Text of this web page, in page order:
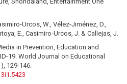
Urcos, W., Vélez-Jiménez, D.,
E., Casimiro-Urcos, J. & Callejas, J.
in Prevention, Education and
19. World Journal on Educational
129-146.